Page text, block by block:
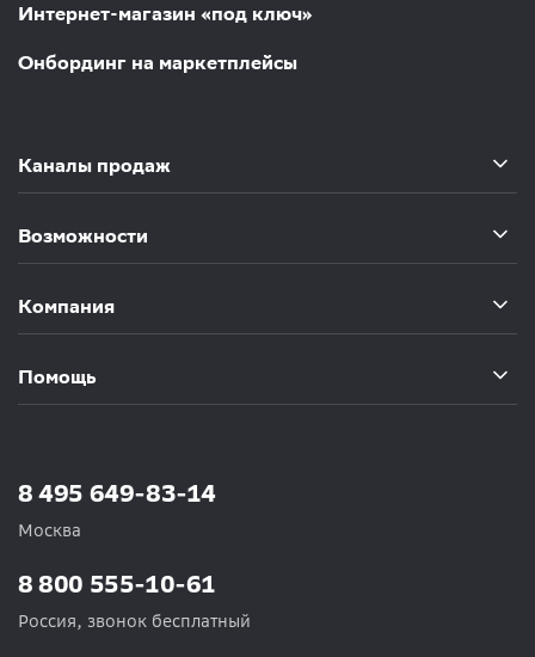
Интернет-магазин «под ключ»
Онбординг на маркетплейсы
Каналы продаж
Возможности
Компания
Помощь
8 495 649-83-14
Москва
8 800 555-10-61
Россия, звонок бесплатный